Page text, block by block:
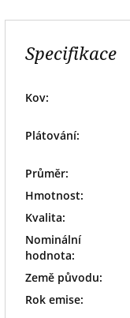
Specifikace
Kov:
Plátování:
Průměr:
Hmotnost:
Kvalita:
Nominální
hodnota:
Země původu:
Rok emise: